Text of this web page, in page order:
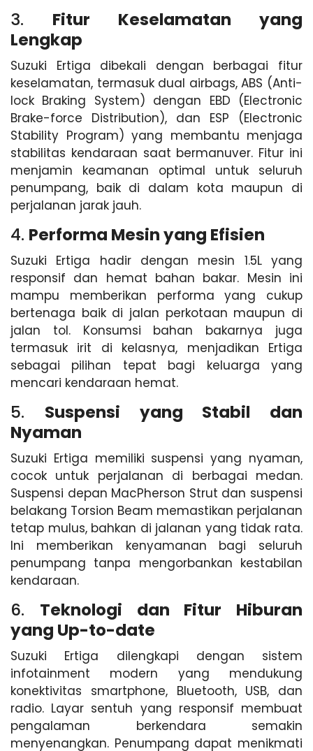
3. Fitur Keselamatan yang
Lengkap
Suzuki Ertiga dibekali dengan berbagai fitur
keselamatan, termasuk dual airbags, ABS (Anti-
lock Braking System) dengan EBD (Electronic
Brake-force Distribution), dan ESP (Electronic
Stability Program) yang membantu menjaga
stabilitas kendaraan saat bermanuver. Fitur ini
menjamin keamanan optimal untuk seluruh
penumpang, baik di dalam kota maupun di
perjalanan jarak jauh.
4. Performa Mesin yang Efisien
Suzuki Ertiga hadir dengan mesin 1.5L yang
responsif dan hemat bahan bakar. Mesin ini
mampu memberikan performa yang cukup
bertenaga baik di jalan perkotaan maupun di
jalan tol. Konsumsi bahan bakarnya juga
termasuk irit di kelasnya, menjadikan Ertiga
sebagai pilihan tepat bagi keluarga yang
mencari kendaraan hemat.
5. Suspensi yang Stabil dan
Nyaman
Suzuki Ertiga memiliki suspensi yang nyaman,
cocok untuk perjalanan di berbagai medan.
Suspensi depan MacPherson Strut dan suspensi
belakang Torsion Beam memastikan perjalanan
tetap mulus, bahkan di jalanan yang tidak rata.
Ini memberikan kenyamanan bagi seluruh
penumpang tanpa mengorbankan kestabilan
kendaraan.
6. Teknologi dan Fitur Hiburan
yang Up-to-date
Suzuki Ertiga dilengkapi dengan sistem
infotainment modern yang mendukung
konektivitas smartphone, Bluetooth, USB, dan
radio. Layar sentuh yang responsif membuat
pengalaman berkendara semakin
menyenangkan. Penumpang dapat menikmati